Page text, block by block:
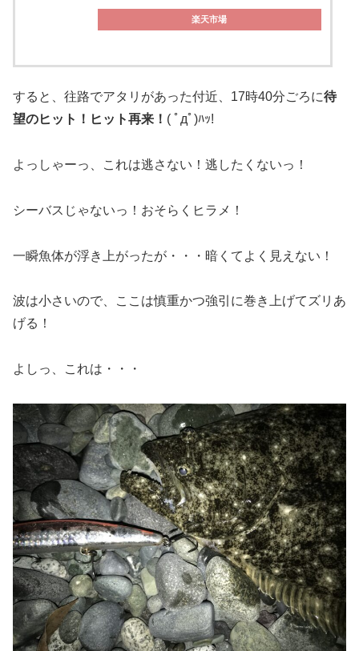
楽天市場
すると、往路でアタリがあった付近、17時40分ごろに待
望のヒット！ヒット再来！ ( ﾟдﾟ)ﾊｯ!
よっしゃーっ、これは逃さない！逃したくないっ！
シーバスじゃないっ！おそらくヒラメ！
一瞬魚体が浮き上がったが・・・暗くてよく見えない！
波は小さいので、ここは慎重かつ強引に巻き上げてズリあ
げる！
よしっ、これは・・・